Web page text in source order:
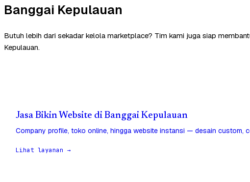
Banggai Kepulauan
Butuh lebih dari sekadar kelola marketplace? Tim kami juga siap
Kepulauan.
Jasa Bikin Website di Banggai Kepulauan
Company profile, toko online, hingga website instansi — desain custom,
Lihat layanan →